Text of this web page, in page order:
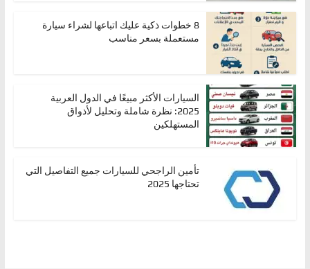
8 خطوات ذكية عليك اتباعها لشراء سيارة
مستعملة بسعر مناسب
السيارات الأكثر مبيعًا في الدول العربية
2025: نظرة شاملة وتحليل لأذواق
المستهلكين
تأمين الراجحي للسيارات جميع التفاصيل التي
تحتاجها 2025